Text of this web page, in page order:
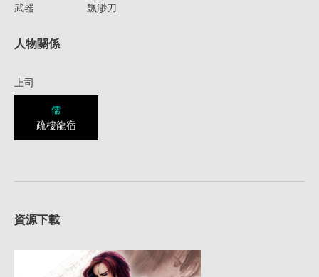
武器 飄渺刀
人物關係
上司
儒
疏樓龍宿
資源下載